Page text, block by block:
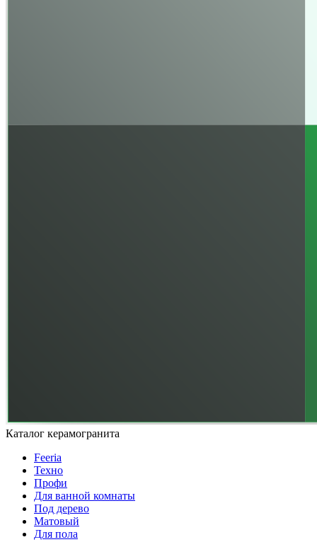
Каталог керамогранита
Feeria
Техно
Профи
Для ванной комнаты
Под дерево
Матовый
Для пола